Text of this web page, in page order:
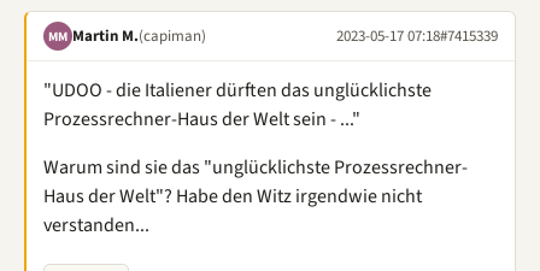
MM Martin M.(capiman) 2023-05-17 07:18#7415339
"UDOO - die Italiener dürften das unglücklichste
Prozessrechner-Haus der Welt sein - ..."
Warum sind sie das "unglücklichste Prozessrechner-
Haus der Welt"? Habe den Witz irgendwie nicht
verstanden...